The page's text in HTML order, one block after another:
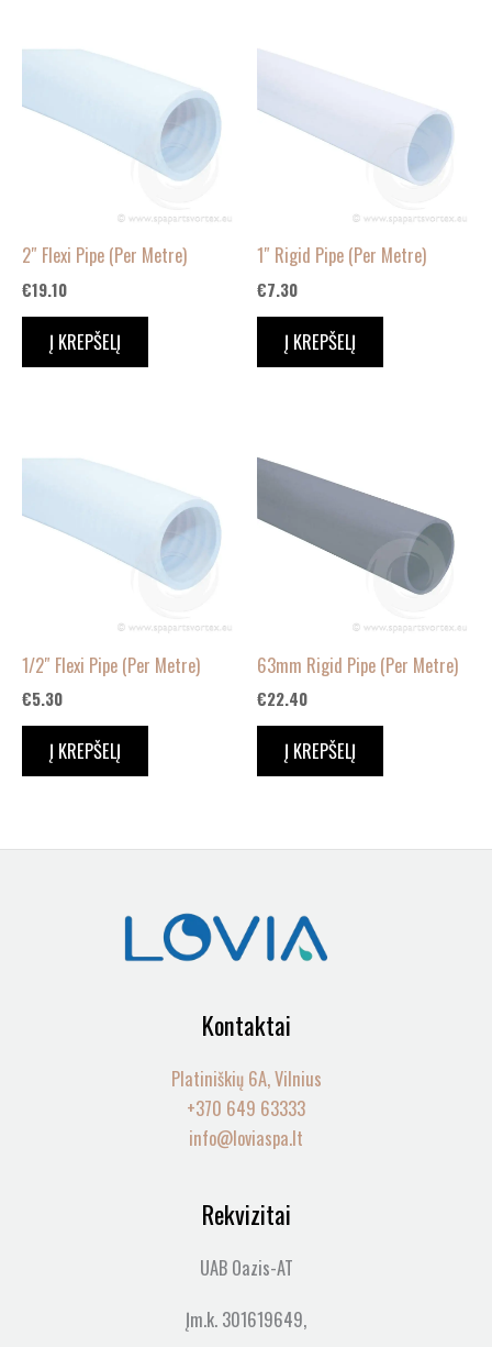
2″ Flexi Pipe (Per Metre)
€19.10
Į KREPŠELĮ
1″ Rigid Pipe (Per Metre)
€7.30
Į KREPŠELĮ
1/2″ Flexi Pipe (Per Metre)
€5.30
Į KREPŠELĮ
63mm Rigid Pipe (Per Metre)
€22.40
Į KREPŠELĮ
Kontaktai
Platiniškių 6A, Vilnius
+370 649 63333
info@loviaspa.lt
Rekvizitai
UAB Oazis-AT
Įm.k. 301619649,